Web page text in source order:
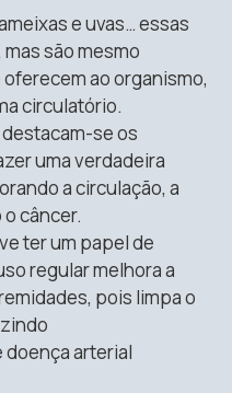
e uvas… essas
são mesmo
ao organismo,
circulatório.
se os
uma verdadeira
a circulação, a
câncer.
ter um papel de
regular melhora a
pois limpa o
arterial